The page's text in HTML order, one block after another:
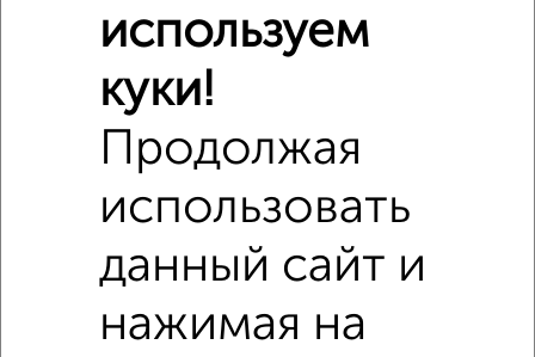
Это предложение
Средняя цена по городу
используем
куки!
Продолжая
использовать
данный сайт и
нажимая на